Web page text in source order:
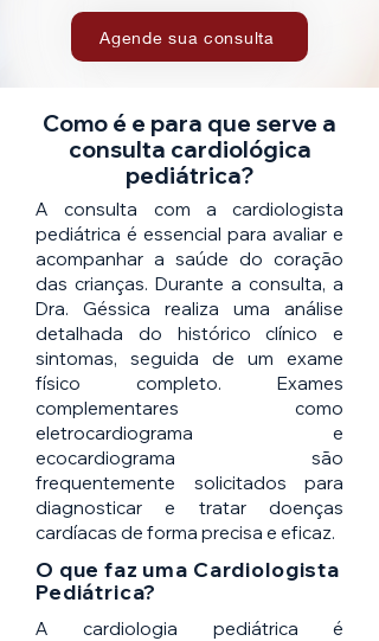
Agende sua consulta
Como é e para que serve a
consulta cardiológica
pediátrica?
A consulta com a cardiologista
pediátrica é essencial para avaliar e
acompanhar a saúde do coração
das crianças. Durante a consulta, a
Dra. Géssica realiza uma análise
detalhada do histórico clínico e
sintomas, seguida de um exame
físico completo. Exames
complementares como
eletrocardiograma e
ecocardiograma são
frequentemente solicitados para
diagnosticar e tratar doenças
cardíacas de forma precisa e eficaz.
O que faz uma Cardiologista
Pediátrica?
A cardiologia pediátrica é